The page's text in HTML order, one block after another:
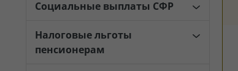
Социальные выплаты СФР
Налоговые льготы
пенсионерам